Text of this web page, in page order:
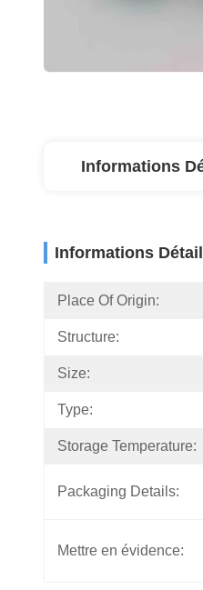
Informations
Informations
Place Of Origin:
Structure:
Size:
Type:
Storage Temperature:
Packaging Details:
Mettre en évidence: